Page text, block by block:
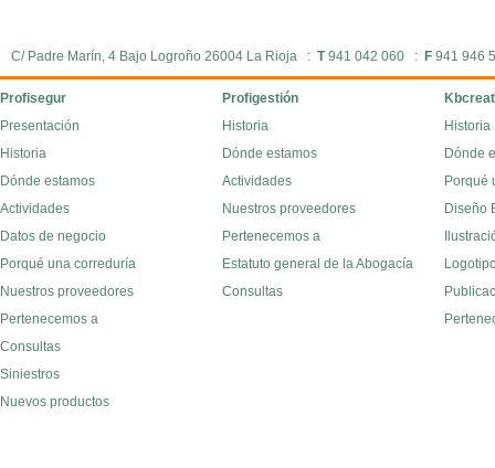
C/ Padre Marín, 4 Bajo Logroño 26004 La Rioja : T941 042 060 : F 941
Profisegur Profigestión
Presentación
Historia
Dónde estamos
Actividades
Datos de negocio
Porqué una correduría
Nuestros proveedores
Pertenecemos a
Consultas
Siniestros
Nuevos productos
Historia
Dónde estamos
Actividades
Nuestros proveedores
Pertenecemos a
Estatuto general de la Abogacía
Consultas
Historia
Dónde
Porqué
Diseño